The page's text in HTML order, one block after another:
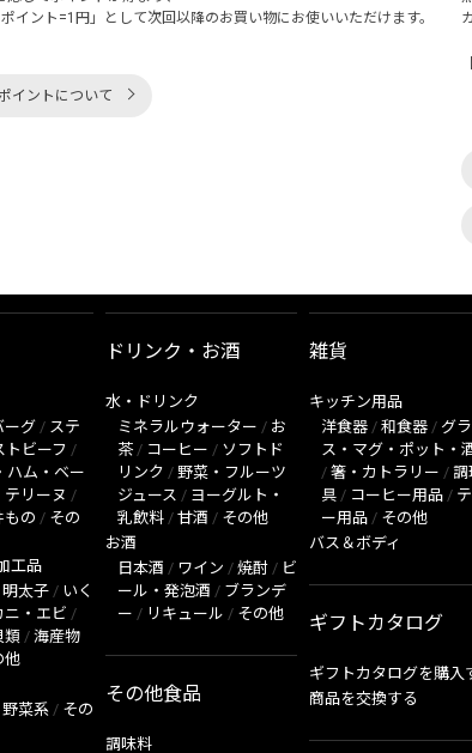
ポイント=1円」として次回以降のお買い物にお使いいただけます。
イントについて
ーグ / ステ
トビーフ /
ハム・ベー
テリーヌ /
もの / その
工品
明太子 / いく
ニ・エビ /
類 / 海産物
他
野菜系 / その
ドリンク・お酒
水・ドリンク
ミネラルウォーター / お
茶 / コーヒー / ソフトド
リンク / 野菜・フルーツ
ジュース / ヨーグルト・
乳飲料 / 甘酒 / その他
お酒
日本酒 / ワイン / 焼酎 / ビ
ール・発泡酒 / ブランデ
ー / リキュール / その他
その他食品
調味料
雑貨
キッチン用品
洋食器 / 和食器 / グラ
ス・マグ・ポット・
/ 箸・カトラリー / 調
具 / コーヒー用品 /
ー用品 / その他
バス＆ボディ
ギフトカタログ
ギフトカタログを購入
商品を交換する